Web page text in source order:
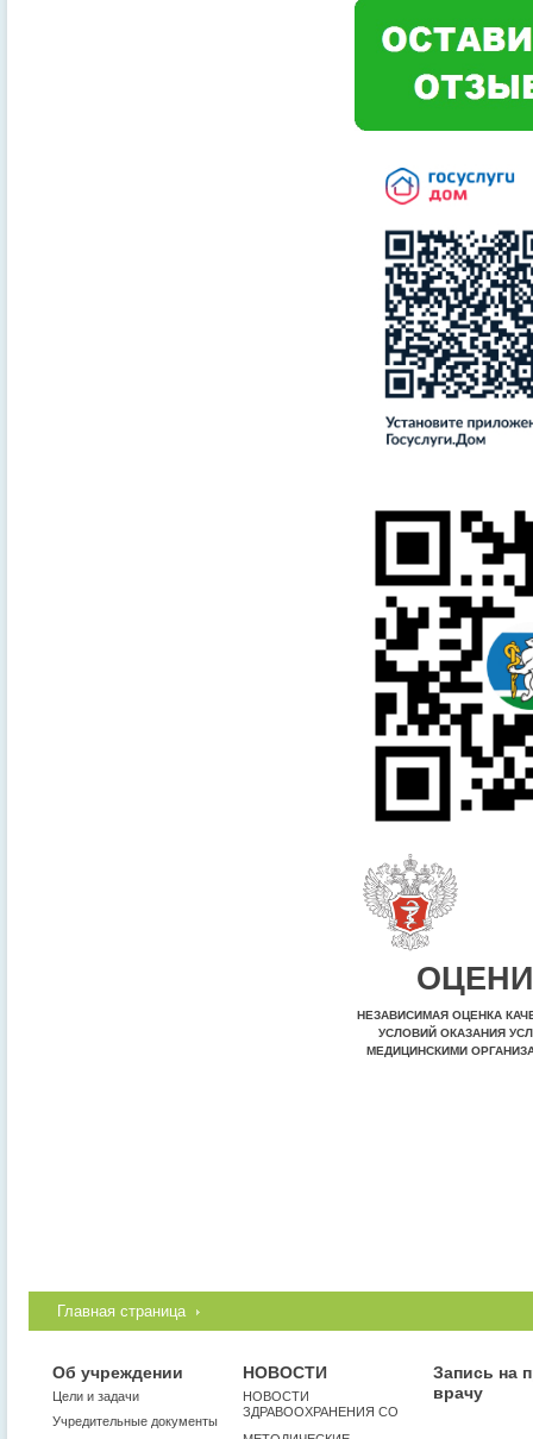
НЕЗАВИСИМАЯ ОЦЕНКА
УСЛОВИЙ ОКАЗАНИЯ
МЕДИЦИНСКИМИ
Главная страница
Об учреждении
Цели и задачи
Учредительные документы
НОВОСТИ
НОВОСТИ
ЗДРАВООХРАНЕНИЯ СО
Запись на
врачу